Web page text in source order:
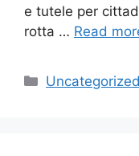
e tutele per
rotta … Read
Categories
Uncategorized